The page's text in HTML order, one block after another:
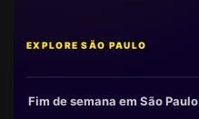
EXPLORE SÃO PAULO
Fim de semana em São Paulo